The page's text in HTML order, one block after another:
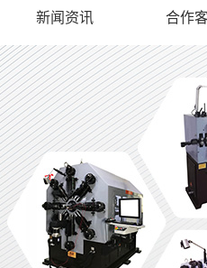
新闻资讯 合作